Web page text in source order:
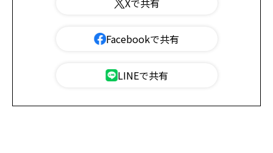
Xで共有
Facebookで共有
LINEで共有